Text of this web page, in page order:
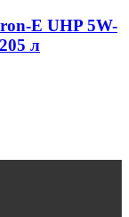
E UHP 5W-
л